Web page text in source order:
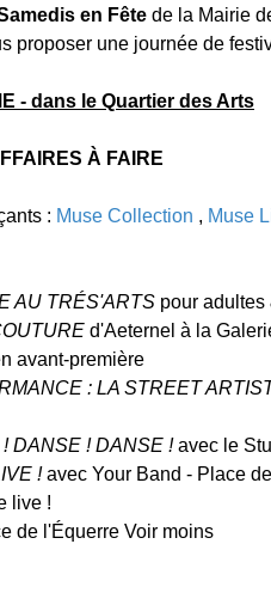
en Fête de la Mairie
proposer une journée de
- dans le Quartier des Arts
À FAIRE
: Muse Collection , Muse
AU TRÉS'ARTS pour adultes
d'Aeternel à la
avant-première
: LA STREET
DANSE ! DANSE !avec le
!avec Your Band - Place
live !
de l'Équerre Voir moins